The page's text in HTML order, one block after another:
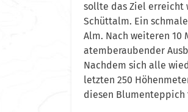
sollte das Ziel erreicht
Schüttalm. Ein
Alm. Nach weiteren
atemberaubender
Nachdem sich alle
letzten 250
diesen Blumenteppich